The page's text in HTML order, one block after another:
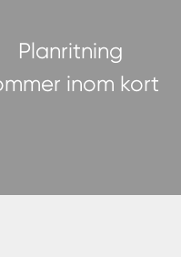
Planritning
inom kort